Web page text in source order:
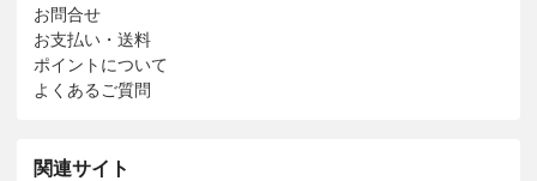
お問合せ
お支払い・送料
ポイントについて
よくあるご質問
関連サイト